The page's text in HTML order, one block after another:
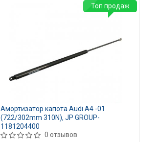
Амортизатор капота Audi A4 -01
(722/302mm 310N), JP GROUP-
1181204400
0 отзывов
Топ продаж